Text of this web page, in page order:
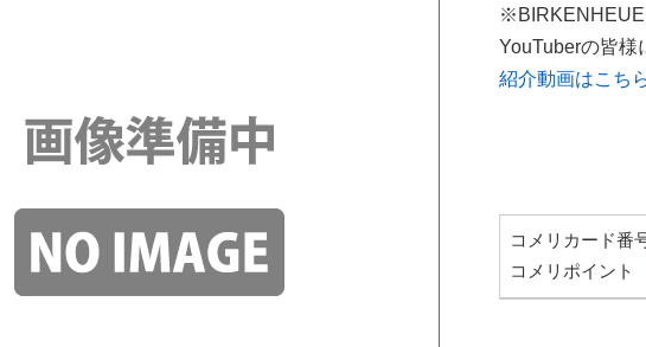
YouTuberの皆様
紹介動画はこち
コメリカード番
コメリポイント